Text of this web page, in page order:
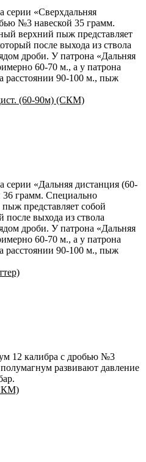
серии «Сверхдальняя
№3 навеской 35 грамм.
верхний пыж представляет
после выхода из ствола
дроби. У патрона «Дальняя
60-70 м., а у патрона
расстоянии 90-100 м., пыж
(60-90м) (СКМ)
серии «Дальняя дистанция (60-
грамм. Специально
представляет собой
выхода из ствола
дроби. У патрона «Дальняя
60-70 м., а у патрона
расстоянии 90-100 м., пыж
12 калибра с дробью №3
развивают давление